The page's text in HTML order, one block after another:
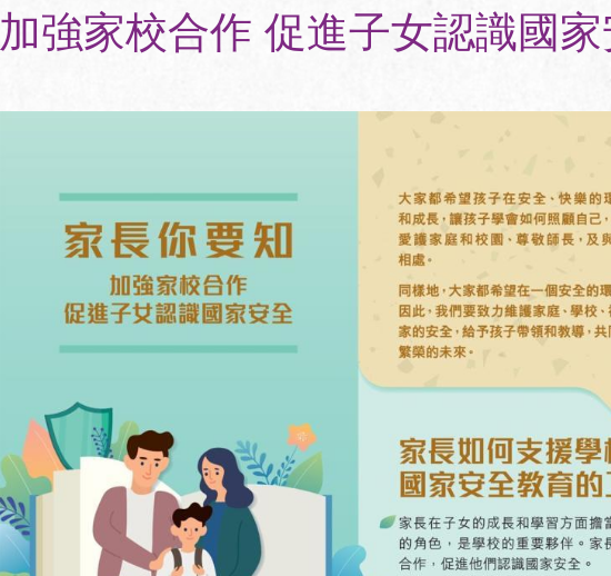
加強家校合作 促進子女認識國